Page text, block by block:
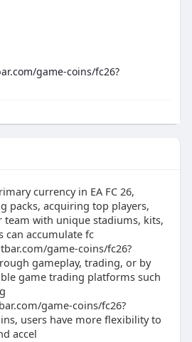
game-coins/fc26?
currency in EA FC 26,
packs, acquiring top players,
with unique stadiums, kits,
can accumulate fc
game-coins/fc26?
gameplay, trading, or by
game trading platforms such
game-coins/fc26?
users have more flexibility to
accel